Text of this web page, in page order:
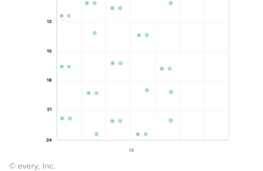
© every, Inc.